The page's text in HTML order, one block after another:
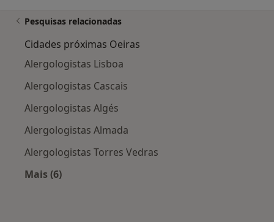
Pesquisas relacionadas
Cidades próximas Oeiras
Alergologistas Lisboa
Alergologistas Cascais
Alergologistas Algés
Alergologistas Almada
Alergologistas Torres Vedras
Mais (6)